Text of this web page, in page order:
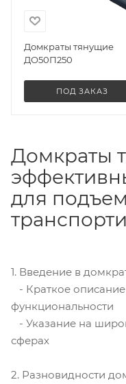
Домкраты тянущие
ДО50П250
ПОД ЗАКАЗ
Домкраты
для
1. Введение в
- Краткое
функциональности
- Указание на
сферах
2. Разновидности